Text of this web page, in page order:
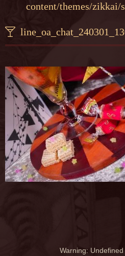
content/themes/zikkai/
Warning: